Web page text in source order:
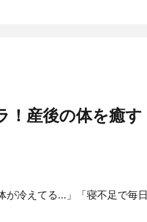
！産後の体を癒
が冷えてる…」「寝不足で毎